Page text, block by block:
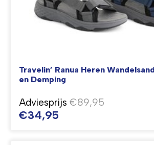
Travelin’ Ranua Heren
en Demping
Adviesprijs €89,95
€34,95